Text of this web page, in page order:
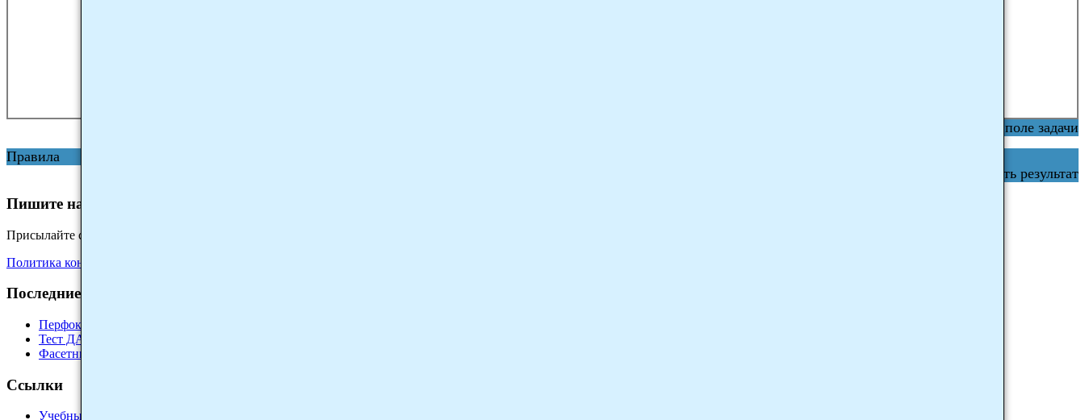
Очистить поле задачи
Правила
Показать результат
Пишите нам
Присылайте свои замечания и предложения на на электронную почту. Мы всегда рады ответить на все ваши вопросы.
Политика конфиденциальности персональных данных
Последние материалы
Перфокарты
Тест ДА-НЕТ
Фасетный тест
Ссылки
Учебные материалы